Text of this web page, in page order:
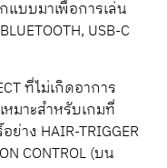
บบมาเพื่อการเล่น
USB-C
ที่ไม่เกิดอาการ
มาะสำหรับเกมที่
าง HAIR-TRIGGER
CONTROL (บน